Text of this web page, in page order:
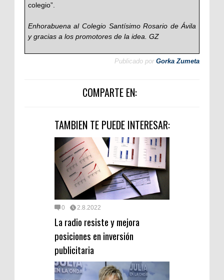
colegio”.
Enhorabuena al Colegio Santísimo Rosario de Ávila
y gracias a los promotores de la idea. GZ
Publicado por Gorka Zumeta
COMPARTE EN:
TAMBIEN TE PUEDE INTERESAR:
0 2.8.2022
La radio resiste y mejora
posiciones en inversión
publicitaria